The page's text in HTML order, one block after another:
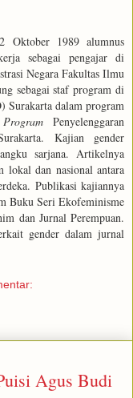
Oktober 1989 alumnus
sebagai pengajar di
Negara Fakultas Ilmu
sebagai staf program di
Surakarta dalam program
Penyelenggaran
. Kajian gender
sarjana. Artikelnya
lokal dan nasional antara
Publikasi kajiannya
Buku Seri Ekofeminisme
dan Jurnal Perempuan.
gender dalam jurnal
Agus Budi